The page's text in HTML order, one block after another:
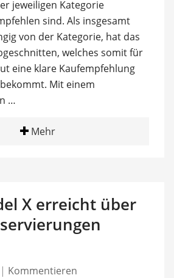
jeweiligen Kategorie
sind. Als insgesamt
von der Kategorie, hat das
welches somit für
eine klare Kaufempfehlung
Mit einem
…
Mehr
X erreicht über
| Kommentieren